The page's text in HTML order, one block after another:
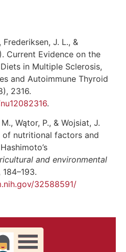
Frederiksen, J. L., &
Current Evidence on the
in Multiple Sclerosis,
and Autoimmune Thyroid
2316.
.
Wątor, P., & Wojsiat, J.
nutritional factors and
and environmental
32588591/